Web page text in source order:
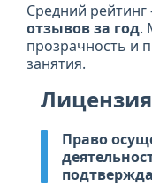
Средний рейтинг
отзывов за год.
прозрачность и
занятия.
Лицензия
Право